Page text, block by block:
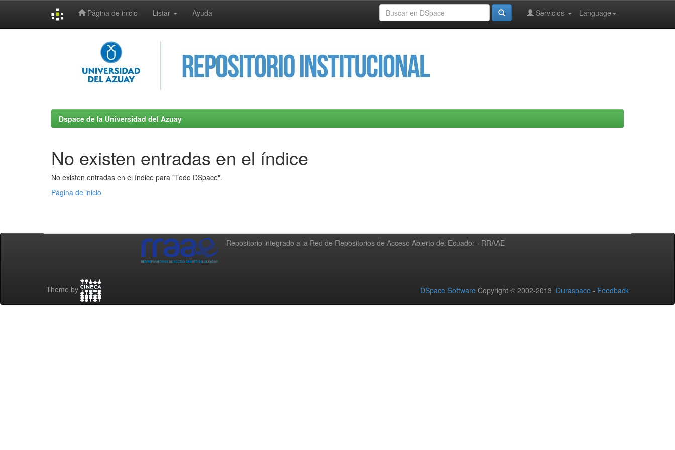
Página de inicio Listar Ayuda Language
Servicios
Dspace de la Universidad del Azuay
No existen entradas en el índice
No existen entradas en el índice para "Todo DSpace".
Página de inicio
Repositorio integrado a la Red de Repositorios de Acceso Abierto del Ecuador - RRAAE
Theme by DSpace Software Copyright © 2002-2013 Duraspace - Feedback